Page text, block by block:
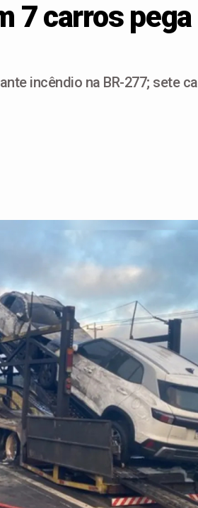
7 carros pega
incêndio na BR-277; sete